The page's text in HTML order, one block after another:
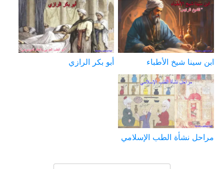
ابن سينا شيخ الأطباء أبو بكر الرازي
مراحل نشأة الطب الإسلامي